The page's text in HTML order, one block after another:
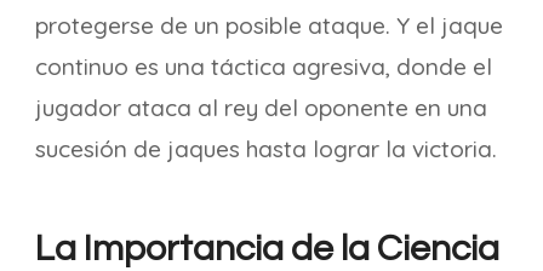
protegerse de un posible ataque. Y el jaque
continuo es una táctica agresiva, donde el
jugador ataca al rey del oponente en una
sucesión de jaques hasta lograr la victoria.
La Importancia de la Ciencia